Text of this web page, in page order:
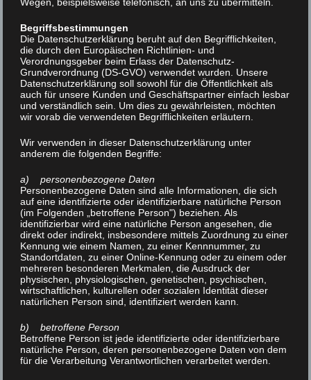
Infrarotlicht oder Ultraschall) zur schmerzdämpfenden,
durchblutungssteigernden und muskelentspannenden
Therapie angewandt.
Was ist Thermotherapie?
physikalischen Physiotherapie dar. Sie umfasst alle
Formen, bei denen gezielt Kälte oder Wärme
eingesetzt wird. Sie dient der Linderung von
körperlichen und seelischen Schmerzen.
Beide Anwendungen beeinflussen den Muskeltonus
und die Durchblutung. Sie dienen der Unterstützung
von physiotherapeutischen Formen, wie Massage und
Gymnastik.
Thermotherapie mit Wärme: Wärmetherapie
Bei dieser Anwendungsform werden die Gefäße
weitgestellt. Daraus folgt, dass sich die Durchblutung
Begriffsbestimmungen
Die Datenschutzerklärung beruht auf den Begrifflichkeiten,
die durch den Europäischen Richtlinien- und
Verordnungsgeber beim Erlass der Datenschutz-
Grundverordnung (DS-GVO) verwendet wurden. Unsere
Datenschutzerklärung soll sowohl für die Öffentlichkeit als
auch für unsere Kunden und Geschäftspartner einfach lesbar
und verständlich sein. Um dies zu gewährleisten, möchten
wir vorab die verwendeten Begrifflichkeiten erläutern.
Wir verwenden in dieser Datenschutzerklärung unter
anderem die folgenden Begriffe:
a) personenbezogene Daten
Personenbezogene Daten sind alle Informationen, die sich
auf eine identifizierte oder identifizierbare natürliche Person
(im Folgenden „betroffene Person") beziehen. Als
identifizierbar wird eine natürliche Person angesehen, die
direkt oder indirekt, insbesondere mittels Zuordnung zu einer
Kennung wie einem Namen, zu einer Kennnummer, zu
Standortdaten, zu einer Online-Kennung oder zu einem oder
mehreren besonderen Merkmalen, die Ausdruck der
physischen, physiologischen, genetischen, psychischen,
wirtschaftlichen, kulturellen oder sozialen Identität dieser
natürlichen Person sind, identifiziert werden kann.
b) betroffene Person
Betroffene Person ist jede identifizierte oder identifizierbare
natürliche Person, deren personenbezogene Daten von dem
für die Verarbeitung Verantwortlichen verarbeitet werden.